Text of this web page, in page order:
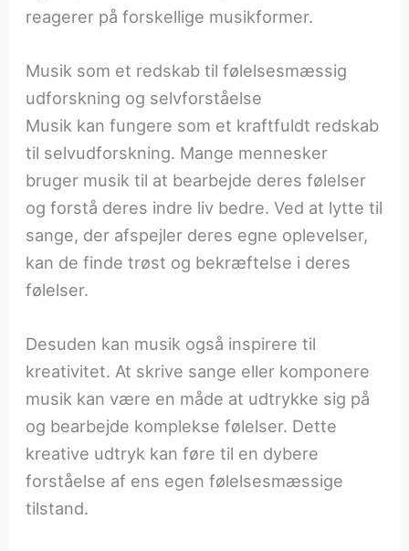
reagerer på forskellige musikformer.
Musik som et redskab til følelsesmæssig
udforskning og selvforståelse
Musik kan fungere som et kraftfuldt redskab
til selvudforskning. Mange mennesker
bruger musik til at bearbejde deres følelser
og forstå deres indre liv bedre. Ved at lytte til
sange, der afspejler deres egne oplevelser,
kan de finde trøst og bekræftelse i deres
følelser.
Desuden kan musik også inspirere til
kreativitet. At skrive sange eller komponere
musik kan være en måde at udtrykke sig på
og bearbejde komplekse følelser. Dette
kreative udtryk kan føre til en dybere
forståelse af ens egen følelsesmæssige
tilstand.